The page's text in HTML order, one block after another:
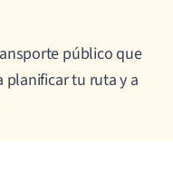
público que
tu ruta y a